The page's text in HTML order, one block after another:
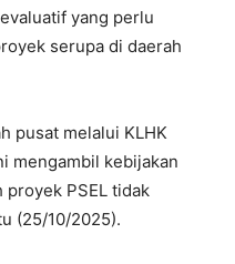
yang perlu
serupa di daerah
pusat melalui KLHK
mengambil kebijakan
proyek PSEL tidak
(25/10/2025).